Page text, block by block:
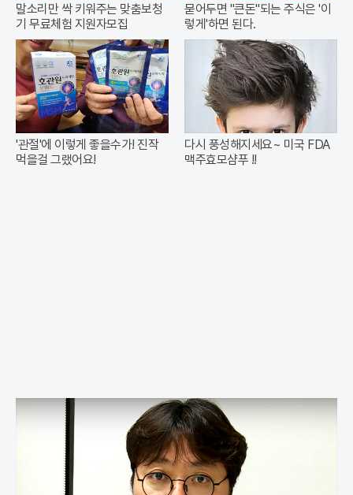
말소리만 싹 키워주는 맞춤보청
기 무료체험 지원자모집
묻어두면 "큰돈"되는 주식은 '이
렇게'하면 된다.
'관절'에 이렇게 좋을수가! 진작
먹을걸 그랬어요!
다시 풍성해지세요~ 미국 FDA
맥주효모샴푸 !!